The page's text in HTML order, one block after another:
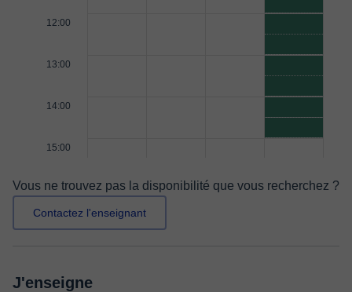
12:00
13:00
14:00
15:00
Vous ne trouvez pas la disponibilité que vous recherchez ?
Contactez l'enseignant
J'enseigne